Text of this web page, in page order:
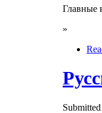
Главные
»